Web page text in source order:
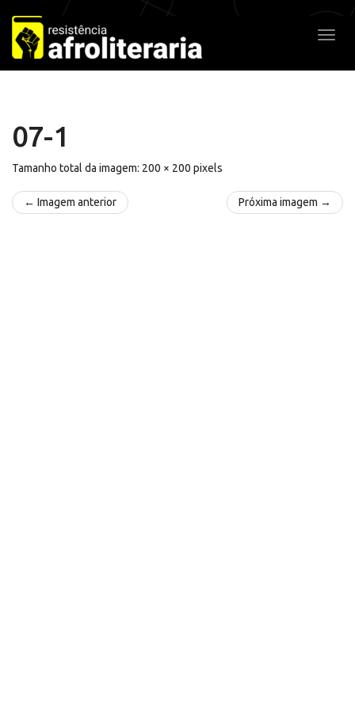
Pular
para
o
conteúdo
07-1
Tamanho total da imagem: 200 × 200 pixels
← Imagem anterior Próxima imagem →